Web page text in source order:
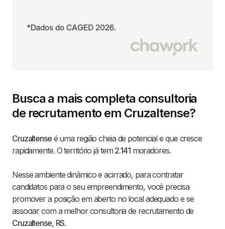
Busca a mais completa consultoria
de recrutamento em Cruzaltense?
Cruzaltenseé uma região cheia de potencial e que cresce
rapidamente. O território já tem 2.141moradores.
Nesse ambiente dinâmico e acirrado, para contratar
candidatos para o seu empreendimento, você precisa
promover a posição em aberto no local adequado e se
associar com a melhor consultoria de recrutamento de
Cruzaltense, RS.